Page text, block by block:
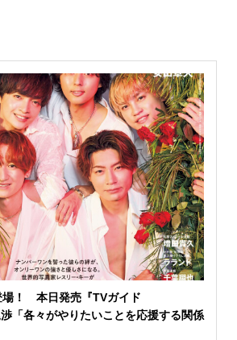
場！ 本日発売『TVガイド
「各々がやりたいことを応援する関係